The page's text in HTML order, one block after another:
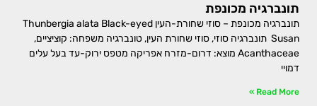
תונברגיה מכונפת
תונברגיה מכונפת – סוזי שחורת-העין Thunbergia alata Black-eyed
Susan תונברגיה סוזי, סוזי שחורת העין, טונברגיה משפחה: קוציציים,
Acanthaceae מוצא: דרום-מזרח אפריקה מטפס ירוק-עד בעל עלים
דמויי
Read More »